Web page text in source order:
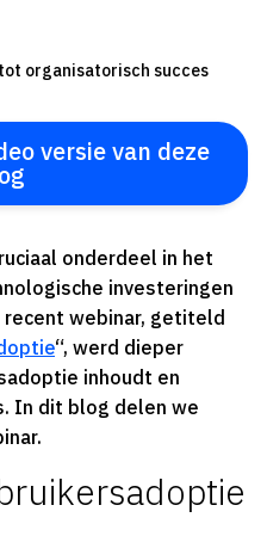
organisatorisch succes
versie van deze
onderdeel in het
investeringen
webinar, getiteld
“, werd dieper
inhoudt en
In dit blog delen we